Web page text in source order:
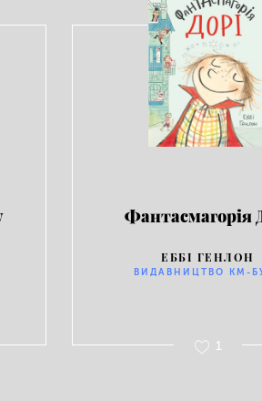
Фантасмагорія
ЕББІ ГЕНЛОН
ВИДАВНИЦТВО КМ-
1